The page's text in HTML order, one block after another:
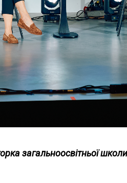
загальноосвітньої школи